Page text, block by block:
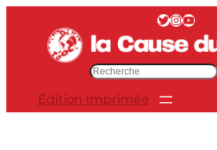
contenu
Twitter InstagramYouTube
Édition Imprimée